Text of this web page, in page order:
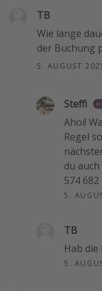
TB
Wie lange
der Buchung
5. AUGUST
Steffi
Ahoi!
Regel
du
574
5.
TB
Hab
5.